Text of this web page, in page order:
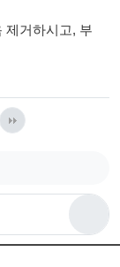
제거하시고, 부